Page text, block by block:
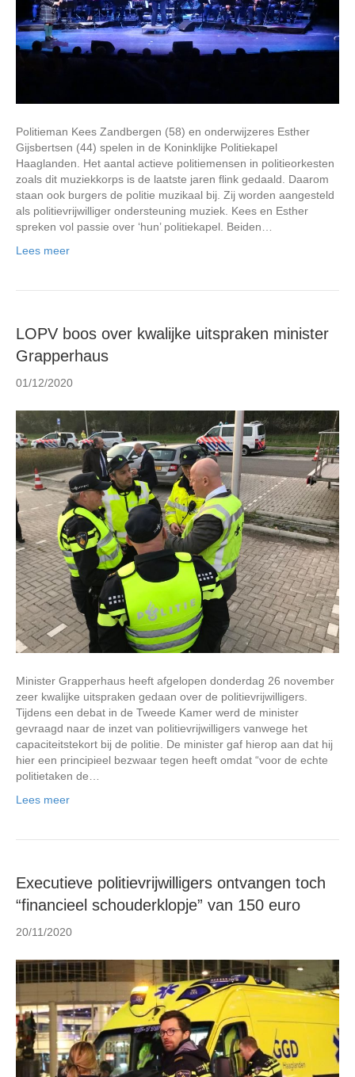
Politieman Kees Zandbergen (58) en onderwijzeres Esther
Gijsbertsen (44) spelen in de Koninklijke Politiekapel
Haaglanden. Het aantal actieve politiemensen in politieorkesten
zoals dit muziekkorps is de laatste jaren flink gedaald. Daarom
staan ook burgers de politie muzikaal bij. Zij worden aangesteld
als politievrijwilliger ondersteuning muziek. Kees en Esther
spreken vol passie over ‘hun’ politiekapel. Beiden…
Lees meer
LOPV boos over kwalijke uitspraken minister
Grapperhaus
01/12/2020
Minister Grapperhaus heeft afgelopen donderdag 26 november
zeer kwalijke uitspraken gedaan over de politievrijwilligers.
Tijdens een debat in de Tweede Kamer werd de minister
gevraagd naar de inzet van politievrijwilligers vanwege het
capaciteitstekort bij de politie. De minister gaf hierop aan dat hij
hier een principieel bezwaar tegen heeft omdat “voor de echte
politietaken de…
Lees meer
Executieve politievrijwilligers ontvangen toch
“financieel schouderklopje” van 150 euro
20/11/2020